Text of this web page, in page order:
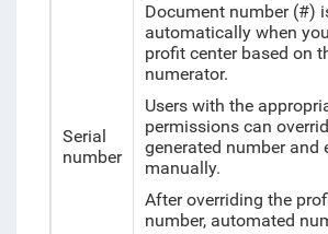
Serial
number
Document number (#)
automatically when
profit center based on
numerator.
Users with the
permissions can
generated number and
manually.
After overriding the
number, automated